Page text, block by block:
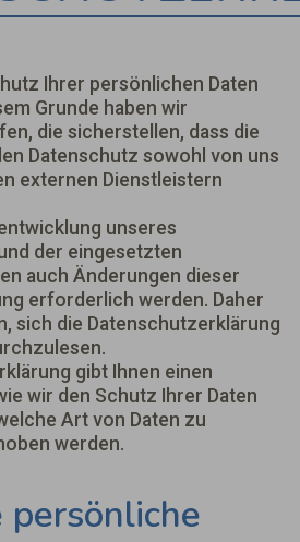
Ihrer persönlichen Daten
Grunde haben wir
die sicherstellen, dass die
Datenschutz sowohl von uns
externen Dienstleistern
unseres
der eingesetzten
auch Änderungen dieser
erforderlich werden. Daher
sich die Datenschutzerklärung
gibt Ihnen einen
wir den Schutz Ihrer Daten
Art von Daten zu
werden.